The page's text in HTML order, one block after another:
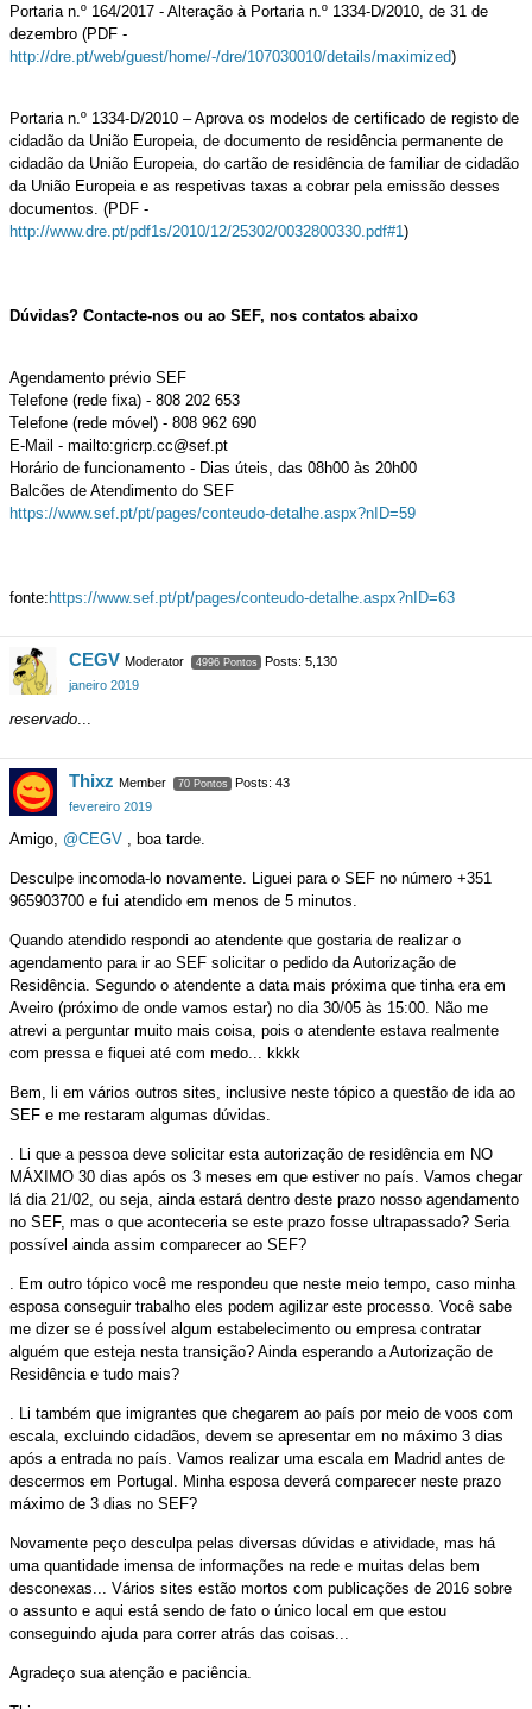
Portaria n.º 164/2017 - Alteração à Portaria n.º 1334-D/2010, de 31 de
dezembro (PDF​ -
http://dre.pt/web/guest/home/-/dre/107030010/details/maximized)
Portaria n.º 1334-D/2010 – Aprova os modelos de certificado de registo de
cidadão da União Europeia, de documento de residência permanente de
cidadão da União Europeia, do cartão de residência de familiar de cidadão
da União Europeia e as respetivas taxas a cobrar pela emissão desses
documentos. (PDF​ -
http://www.dre.pt/pdf1s/2010/12/25302/0032800330.pdf#1 )​
Dúvidas? Contacte-nos ou ao SEF, nos contatos abaixo
Agendamento prévio SEF
Telefone (rede fixa) - 808 202 653
Telefone (rede móvel) - 808 962 690
E-Mail - mailto:gricrp.cc@sef.pt
Horário de funcionamento - Dias úteis, das 08h00 às 20h00
Balcões de Atendimento do SEF
https://www.sef.pt/pt/pages/conteudo-detalhe.aspx?nID=59
fonte: https://www.sef.pt/pt/pages/conteudo-detalhe.aspx?nID=63
CEGV Moderator 4996 Pontos
Posts: 5,130
janeiro 2019
reservado
Thixz Member 70 Pontos
Posts: 43
fevereiro 2019
Amigo, @CEGV , boa tarde.
Desculpe incomoda-lo novamente. Liguei para o SEF no número +351
965903700 e fui atendido em menos de 5 minutos.
Quando atendido respondi ao atendente que gostaria de realizar o
agendamento para ir ao SEF solicitar o pedido da Autorização de
Residência. Segundo o atendente a data mais próxima que tinha era em
Aveiro (próximo de onde vamos estar) no dia 30/05 às 15:00. Não me
atrevi a perguntar muito mais coisa, pois o atendente estava realmente
com pressa e fiquei até com medo... kkkk
Bem, li em vários outros sites, inclusive neste tópico a questão de ida ao
SEF e me restaram algumas dúvidas.
. Li que a pessoa deve solicitar esta autorização de residência em NO
MÁXIMO 30 dias após os 3 meses em que estiver no país. Vamos chegar
lá dia 21/02, ou seja, ainda estará dentro deste prazo nosso agendamento
no SEF, mas o que aconteceria se este prazo fosse ultrapassado? Seria
possível ainda assim comparecer ao SEF?
. Em outro tópico você me respondeu que neste meio tempo, caso minha
esposa conseguir trabalho eles podem agilizar este processo. Você sabe
me dizer se é possível algum estabelecimento ou empresa contratar
alguém que esteja nesta transição? Ainda esperando a Autorização de
Residência e tudo mais?
. Li também que imigrantes que chegarem ao país por meio de voos com
escala, excluindo cidadãos, devem se apresentar em no máximo 3 dias
após a entrada no país. Vamos realizar uma escala em Madrid antes de
descermos em Portugal. Minha esposa deverá comparecer neste prazo
máximo de 3 dias no SEF?
Novamente peço desculpa pelas diversas dúvidas e atividade, mas há
uma quantidade imensa de informações na rede e muitas delas bem
desconexas... Vários sites estão mortos com publicações de 2016 sobre
o assunto e aqui está sendo de fato o único local em que estou
conseguindo ajuda para correr atrás das coisas...
Agradeço sua atenção e paciência.